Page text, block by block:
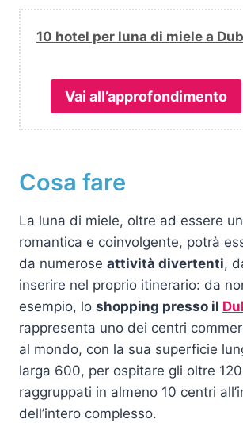
10 hotel per luna di miele a
Vai all’approfondimento
Cosa fare
La luna di miele, oltre ad essere
romantica e coinvolgente, potrà
da numerose attività divertenti,
inserire nel proprio itinerario: da
esempio, lo shopping presso il
rappresenta uno dei centri
al mondo, con la sua superficie
larga 600, per ospitare gli oltre
raggruppati in almeno 10 centri
dell’intero complesso.